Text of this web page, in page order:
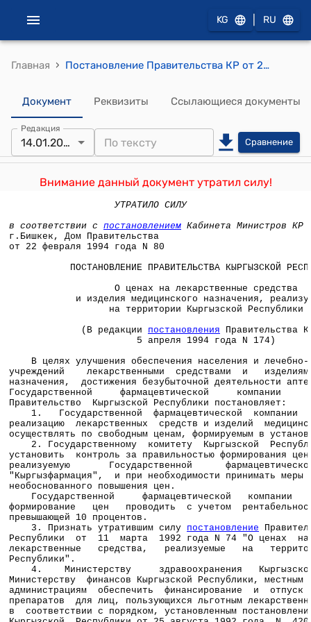
KG RU
Главная › Постановление Правительства КР от 22 февраля 1994 года №80 "О ценах на лекарственные средства и изделия медицинского назначения, реализуемые на территории Кыргызской Республики"
Документ Реквизиты Ссылающиеся документы
Редакция
14.01.2022 Сравнение
Внимание данный документ утратил силу!